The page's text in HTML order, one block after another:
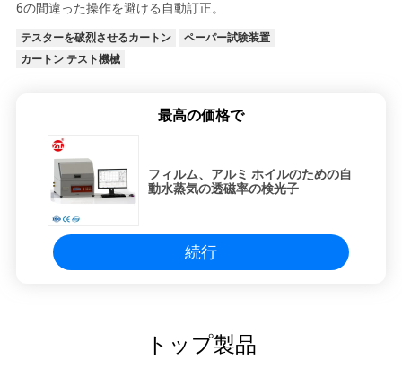
6の間違った操作を避ける自動訂正。
テスターを破烈させるカートン
ペーパー試験装置
カートン テスト機械
最高の価格で
フィルム、アルミ ホイルのための自
動水蒸気の透磁率の検光子
続行
トップ製品